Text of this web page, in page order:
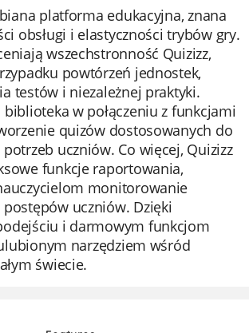
platforma edukacyjna, znana
obsługi i elastyczności trybów gry.
wszechstronność Quizizz,
powtórzeń jednostek,
testów i niezależnej praktyki.
biblioteka w połączeniu z funkcjami
quizów dostosowanych do
uczniów. Co więcej, Quizizz
funkcje raportowania,
monitorowanie
uczniów. Dzięki
i darmowym funkcjom
narzędziem wśród
świecie.